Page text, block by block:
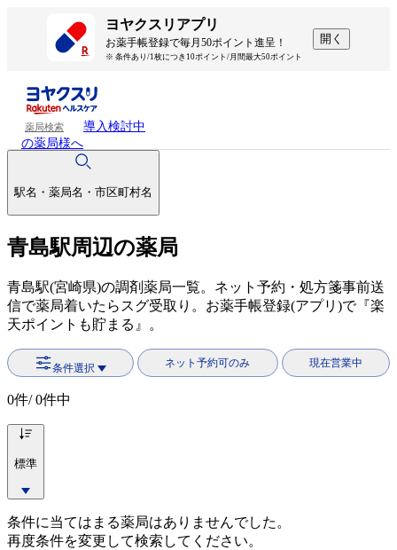
ヨヤクスリアプリ
お薬手帳登録で毎月50ポイント進呈！
※ 条件あり/1枚につき10ポイント/月間最大50ポイント
開く
薬局検索
導入検討中
の薬局様へ
駅名・薬局名・市区町村名
青島駅周辺の薬局
青島駅(宮崎県)の調剤薬局一覧。ネット予約・処方箋事前送
信で薬局着いたらスグ受取り。お薬手帳登録(アプリ)で『楽
天ポイントも貯まる』。
条件選択 ネット予約可のみ 現在営業中
0件/ 0件中
標準
条件に当てはまる薬局はありませんでした。
再度条件を変更して検索してください。